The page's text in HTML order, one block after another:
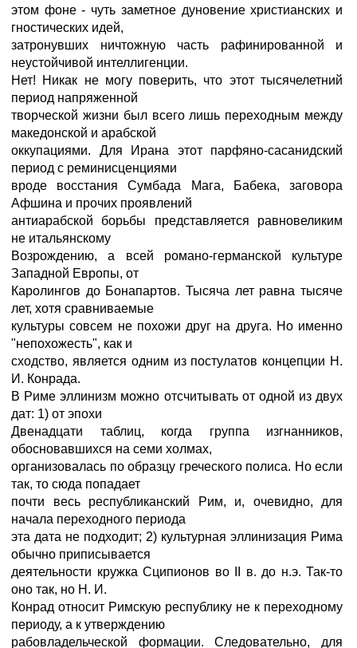
этом фоне - чуть заметное дуновение христианских и
гностических идей,
затронувших ничтожную часть рафинированной и
неустойчивой интеллигенции.
Нет! Никак не могу поверить, что этот тысячелетний
период напряженной
творческой жизни был всего лишь переходным между
македонской и арабской
оккупациями. Для Ирана этот парфяно-сасанидский
период с реминисценциями
вроде восстания Сумбада Мага, Бабека, заговора
Афшина и прочих проявлений
антиарабской борьбы представляется равновеликим
не итальянскому
Возрождению, а всей романо-германской культуре
Западной Европы, от
Каролингов до Бонапартов. Тысяча лет равна тысяче
лет, хотя сравниваемые
культуры совсем не похожи друг на друга. Но именно
"непохожесть", как и
сходство, является одним из постулатов концепции Н.
И. Конрада.
В Риме эллинизм можно отсчитывать от одной из двух
дат: 1) от эпохи
Двенадцати таблиц, когда группа изгнанников,
обосновавшихся на семи холмах,
организовалась по образцу греческого полиса. Но если
так, то сюда попадает
почти весь республиканский Рим, и, очевидно, для
начала переходного периода
эта дата не подходит; 2) культурная эллинизация Рима
обычно приписывается
деятельности кружка Сципионов во II в. до н.э. Так-то
оно так, но Н. И.
Конрад относит Римскую республику не к переходному
периоду, а к утверждению
рабовладельческой формации. Следовательно, для